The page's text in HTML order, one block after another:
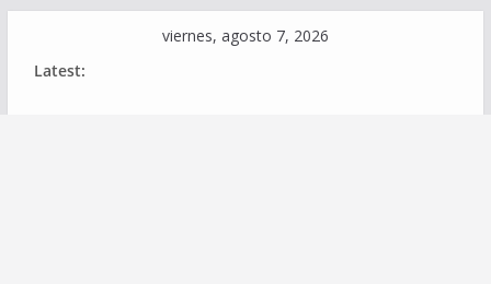
viernes, agosto 7, 2026
Latest: